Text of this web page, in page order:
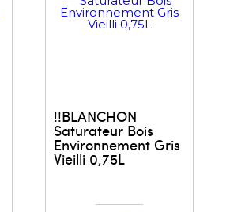
!!BLANCHON
Saturateur Bois
Environnement Gris
Vieilli 0,75L